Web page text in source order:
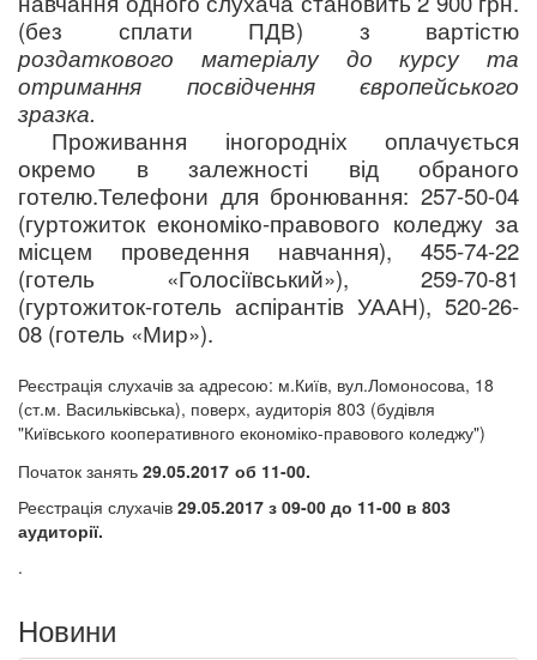
(без сплати ПДВ) з вартістю
роздаткового матеріалу до курсу та
отримання посвідчення європейського
зразка.
Проживання іногородніх оплачується
окремо в залежності від обраного
готелю.Телефони для бронювання: 257-50-04
(гуртожитокекономіко-правового коледжу за
місцем проведення навчання), 455-74-22
(готель «Голосіївський»), 259-70-81
(гуртожиток-готель аспірантів УААН), 520-26-
08 (готель «Мир»).
Реєстрація слухачів за адресою: м.Київ, вул.Ломоносова, 18
(ст.м. Васильківська), поверх, аудиторія 803 (будівля
"Київського кооперативного економіко-правового коледжу")
Початок занять 29.05.2017 об 11-00.
Реєстрація слухачів 29.05.2017 з 09-00 до 11-00 в 803
аудиторії.
.
Новини